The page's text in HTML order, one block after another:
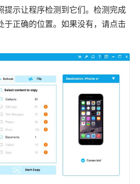
提示让程序检测到它们。检测完成
于正确的位置。如果没有，请点击